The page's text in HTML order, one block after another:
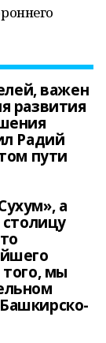
важен
развития
Радий
пути
а
мы